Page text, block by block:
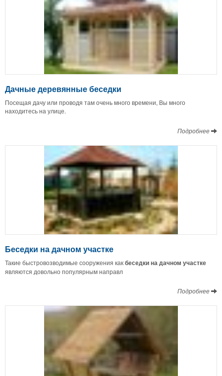
Дачные деревянные беседки
Посещая дачу или проводя там очень много времени, Вы много
находитесь на улице.
Подробнее
Беседки на дачном участке
Такие быстровозводимые сооружения какбеседки на дачном участке
являются довольно популярным направл
Подробнее